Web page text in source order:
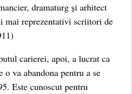
dramaturg și arhitect
mai reprezentativi scriitori de
carierei, apoi, a lucrat ca
o va abandona pentru a se
Este cunoscut pentru